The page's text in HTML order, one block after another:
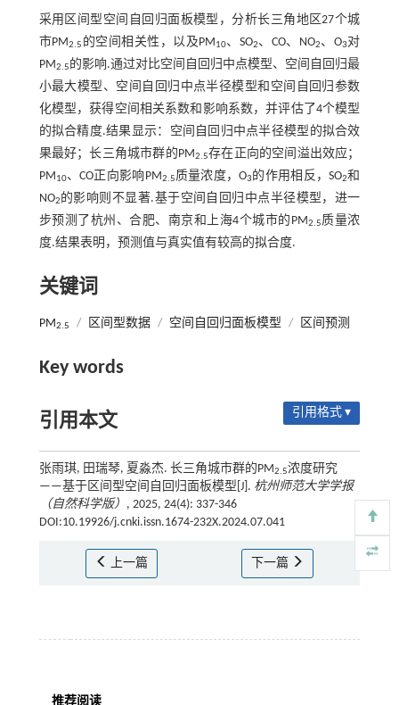
采用区间型空间自回归面板模型，分析长三角地区27个城
市PM2.5 的空间相关性，以及PM10、SO2、CO、NO2、O3对
PM2.5的影响.通过对比空间自回归中点模型、空间自回归最
小最大模型、空间自回归中点半径模型和空间自回归参数
化模型，获得空间相关系数和影响系数，并评估了4个模型
的拟合精度.结果显示：空间自回归中点半径模型的拟合效
果最好；长三角城市群的PM2.5存在正向的空间溢出效应；
PM10、CO正向影响PM2.5质量浓度，O3的作用相反，SO2和
NO2的影响则不显著.基于空间自回归中点半径模型，进一
步预测了杭州、合肥、南京和上海4个城市的PM2.5质量浓
度.结果表明，预测值与真实值有较高的拟合度.
关键词
PM2.5 / 区间型数据 / 空间自回归面板模型 / 区间预测
Key words
引用本文 引用格式 ▾
张雨琪, 田瑞琴, 夏淼杰. 长三角城市群的PM2.5浓度研究
——基于区间型空间自回归面板模型[J]. 杭州师范大学学报
（自然科学版） , 2025, 24(4): 337-346
DOI:10.19926/j.cnki.issn.1674-232X.2024.07.041
上一篇 下一篇